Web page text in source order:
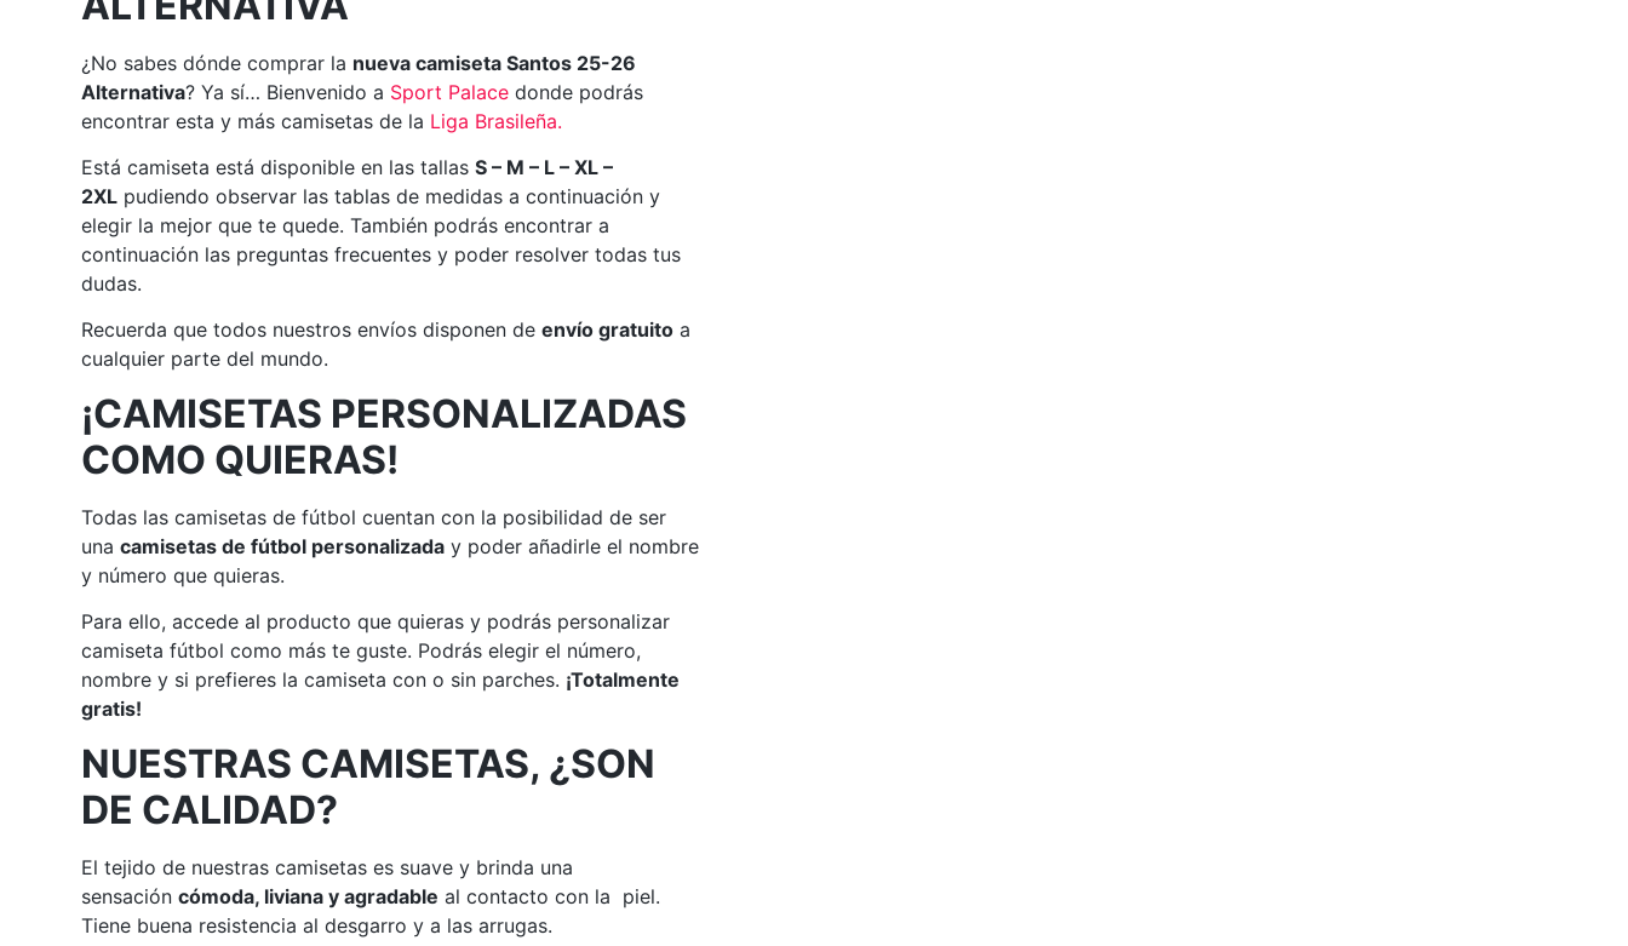
¿No sabes dónde comprar la nueva camiseta Santos 25-26
Alternativa? Ya sí… Bienvenido a Sport Palace donde podrás
encontrar esta y más camisetas de la Liga Brasileña.
Está camiseta está disponible en las tallasS – M – L – XL –
2XL pudiendo observar las tablas de medidas a continuación y
elegir la mejor que te quede. También podrás encontrar a
continuación las preguntas frecuentes y poder resolver todas tus
dudas.
Recuerda que todos nuestros envíos disponen deenvío gratuito a
cualquier parte del mundo.
¡CAMISETAS PERSONALIZADAS
COMO QUIERAS!
Todas las camisetas de fútbol cuentan con la posibilidad de ser
unacamisetas de fútbol personalizada y poder añadirle el nombre
y número que quieras.
Para ello, accede al producto que quieras y podrás personalizar
camiseta fútbol como más te guste. Podrás elegir el número,
nombre y si prefieres la camiseta con o sin parches. ¡Totalmente
gratis!
NUESTRAS CAMISETAS, ¿SON
DE CALIDAD?
El tejido de nuestras camisetas es suave y brinda una
sensacióncómoda, liviana y agradable al contacto con la piel.
Tiene buena resistencia al desgarro y a las arrugas.